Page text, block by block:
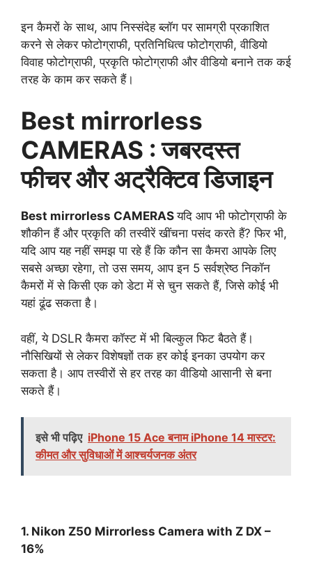
इन कैमरों के साथ, आप निस्संदेह ब्लॉग पर सामग्री प्रकाशित
करने से लेकर फोटोग्राफी, प्रतिनिधित्व फोटोग्राफी, वीडियो
विवाह फोटोग्राफी, प्रकृति फोटोग्राफी और वीडियो बनाने तक कई
तरह के काम कर सकते हैं।
Best mirrorless
CAMERAS :जबरदस्त
फीचर और अट्रैक्टिव डिजाइन
Best mirrorless CAMERASयदि आप भी फोटोग्राफी के
शौकीन हैं और प्रकृति की तस्वीरें खींचना पसंद करते हैं? फिर भी,
यदि आप यह नहीं समझ पा रहे हैं कि कौन सा कैमरा आपके लिए
सबसे अच्छा रहेगा, तो उस समय, आप इन 5 सर्वश्रेष्ठ निकॉन
कैमरों में से किसी एक को डेटा में से चुन सकते हैं, जिसे कोई भी
यहां ढूंढ सकता है।
वहीं, ये DSLR कैमरा कॉस्ट में भी बिल्कुल फिट बैठते हैं।
नौसिखियों से लेकर विशेषज्ञों तक हर कोई इनका उपयोग कर
सकता है। आप तस्वीरों से हर तरह का वीडियो आसानी से बना
सकते हैं।
इसे भी पढ़िए iPhone 15 Ace बनाम iPhone 14 मास्टर:
कीमत और सुविधाओं में आश्चर्यजनक अंतर
1. Nikon Z50 Mirrorless Camera with Z DX –
16%